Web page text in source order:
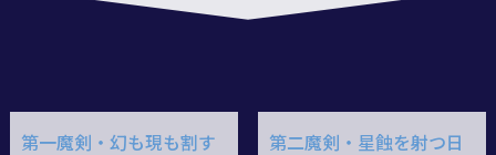
第一魔剣・幻も現も割す
第二魔剣・星蝕を射つ日